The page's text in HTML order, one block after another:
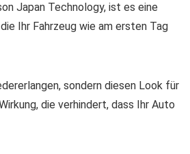
Japan Technology, ist es eine
Ihr Fahrzeug wie am ersten Tag
sondern diesen Look für
die verhindert, dass Ihr Auto